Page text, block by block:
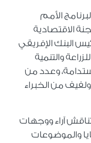
الأمم
الاقتصادية
البنك الإفريقي
والتنمية
وعدد من
من الخبراء
آراء ووجهات
والموضوعات